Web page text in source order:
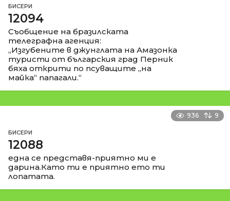
БИСЕРИ
12094
Съобщение на бразилската
телеграфна агенция:
„Изгубените в джунглата на Амазонка
туристи от българския град Перник
бяха открити по псуващите „на
майка“ папагали.“
936 9
БИСЕРИ
12088
една се представя-приятно ми е
дарина.Като ти е приятно ето ти
лопатата.